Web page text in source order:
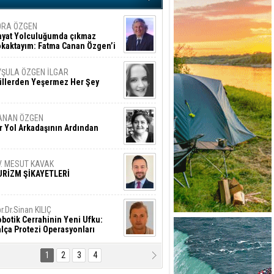
ÖZGEN
Yolculuğumda çıkmaz
Fatma Canan Özgen’i
ÖZGEN İLGAR
Yeşermez Her Şey
ÖZGEN
Yol Arkadaşının Ardından
MESUT KAVAK
ŞİKAYETLERİ
KILIÇ
Cerrahinin Yeni Ufku:
Protezi Operasyonları
BAŞAN
Şaşırmayacağız
1 2 3 4